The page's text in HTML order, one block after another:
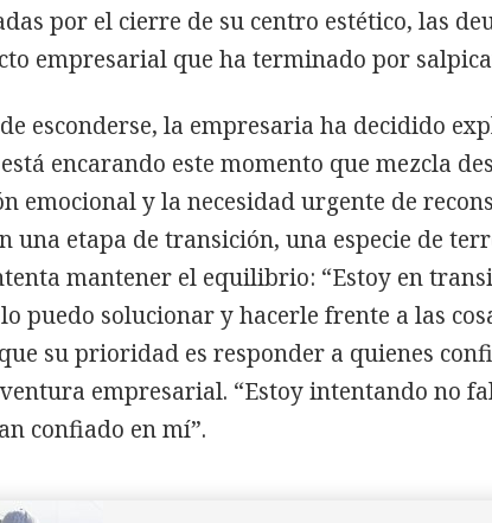
por el cierre de su centro estético, las
empresarial que ha terminado por
esconderse, la empresaria ha decidido
encarando este momento que mezcla
emocional y la necesidad urgente de
una etapa de transición, una especie de
mantener el equilibrio: “Estoy en
puedo solucionar y hacerle frente a las
su prioridad es responder a quienes
empresarial. “Estoy intentando no
confiado en mí”.